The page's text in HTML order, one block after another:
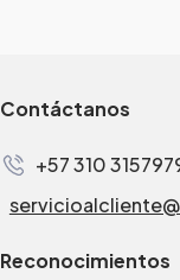
Contáctanos
+57 310
Reconocimientos